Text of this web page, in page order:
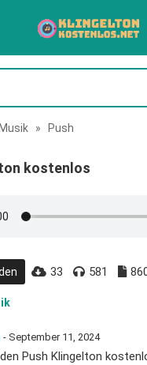
Musik » Push
kostenlos
33 581
- September 11, 2024
Push Klingelton